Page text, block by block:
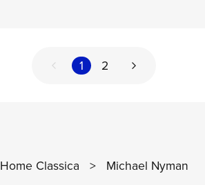
1 2
Home Classica > Michael Nyman